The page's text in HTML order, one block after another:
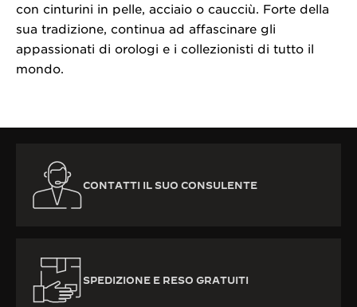
con cinturini in pelle, acciaio o caucciù. Forte della
sua tradizione, continua ad affascinare gli
appassionati di orologi e i collezionisti di tutto il
mondo.
CONTATTI IL SUO CONSULENTE
SPEDIZIONE E RESO GRATUITI